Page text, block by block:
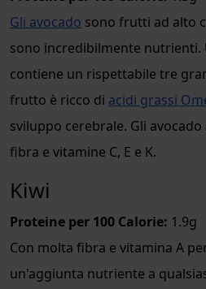
Gli avocado sono frutti ad alto
sono incredibilmente nutrienti.
contiene un rispettabile tre
frutto è ricco di acidi grassi
sviluppo cerebrale. Gli
fibra e vitamine C, E e K.
Kiwi
Proteine per 100 Calorie: 1.9g
Con molta fibra e vitamina A
un'aggiunta nutriente a